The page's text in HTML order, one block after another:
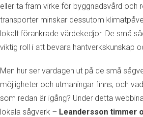
eller ta fram virke för byggnadsvård och
transporter minskar dessutom
lokalt förankrade värdekedjor. De små
viktig roll i att bevara hantverkskunskap
Men hur ser vardagen ut på de små
möjligheter och utmaningar finns, och
som redan är igång? Under detta
lokala sågverk – Leandersson timmer